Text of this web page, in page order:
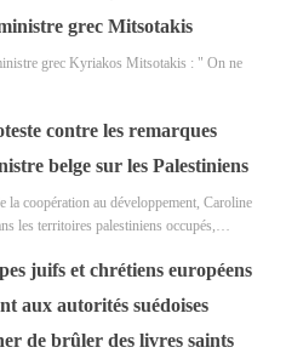
grec Mitsotakis
grec Kyriakos Mitsotakis : " On ne
contre les remarques
belge sur les Palestiniens
la coopération au développement, Caroline
les territoires palestiniens occupés,…
juifs et chrétiens européens
aux autorités suédoises
de brûler des livres saints